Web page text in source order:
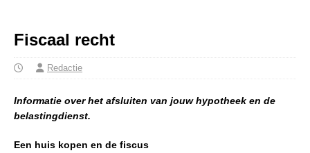
Fiscaal recht
Redactie
Informatie over het afsluiten van jouw hypotheek en de
belastingdienst.
Een huis kopen en de fiscus